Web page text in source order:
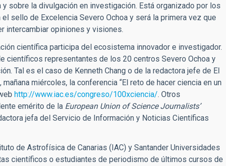
sobre la divulgación en investigación. Está organizado por los
sello de Excelencia Severo Ochoa y será la primera vez que
intercambiar opiniones y visiones.
científica participa del ecosistema innovador e investigador.
científicos representantes de los 20 centros Severo Ochoa y
Tal es el caso de Kenneth Chang o de la redactora jefe de El
mañana miércoles, la conferencia “El reto de hacer ciencia en un
http://www.iac.es/congreso/100xciencia/. Otros
emérito de la European Union of Science Journalists’
jefa del Servicio de Información y Noticias Científicas
de Astrofísica de Canarias (IAC) y Santander Universidades
científicos o estudiantes de periodismo de últimos cursos de